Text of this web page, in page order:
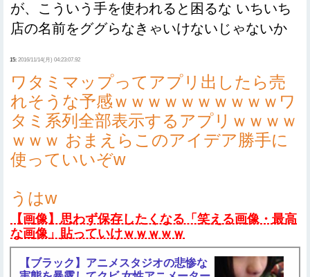
が、こういう手を使われると困るな いちいち
店の名前をググらなきゃいけないじゃないか
15: 2016/11/14(月) 04:23:07.92
ワタミマップってアプリ出したら売
れそうな予感ｗｗｗｗｗｗｗｗｗｗワ
タミ系列全部表示するアプリｗｗｗｗ
ｗｗｗ おまえらこのアイデア勝手に
使っていいぞw
うはw
【画像】思わず保存したくなる「笑える画像・最高
な画像」貼っていけｗｗｗｗｗ
【ブラック】アニメスタジオの悲惨な